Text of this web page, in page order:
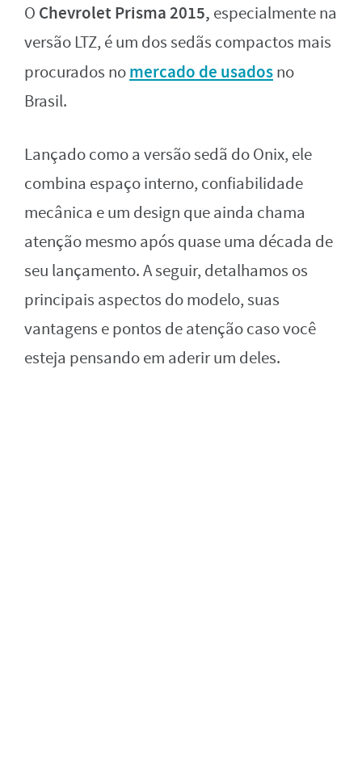
O Chevrolet Prisma 2015, especialmente na
versão LTZ, é um dos sedãs compactos mais
procurados nomercado de usadosno
Brasil.
Lançado como a versão sedã do Onix, ele
combina espaço interno, confiabilidade
mecânica e um design que ainda chama
atenção mesmo após quase uma década de
seu lançamento. A seguir, detalhamos os
principais aspectos do modelo, suas
vantagens e pontos de atenção caso você
esteja pensando em aderir um deles.